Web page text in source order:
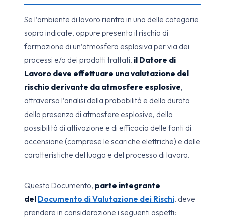
Se l’ambiente di lavoro rientra in una delle categorie
sopra indicate, oppure presenta il rischio di
formazione di un’atmosfera esplosiva per via dei
processi e/o dei prodotti trattati, il Datore di
Lavoro deve effettuare una valutazione del
rischio derivante da atmosfere esplosive,
attraverso l’analisi della probabilità e della durata
della presenza di atmosfere esplosive, della
possibilità di attivazione e di efficacia delle fonti di
accensione (comprese le scariche elettriche) e delle
caratteristiche del luogo e del processo di lavoro.
Questo Documento, parte integrante
del Documento di Valutazione dei Rischi, deve
prendere in considerazione i seguenti aspetti: